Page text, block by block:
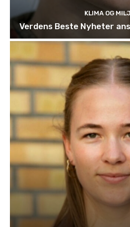
KLIMA OG
Verdens Beste Nyheter